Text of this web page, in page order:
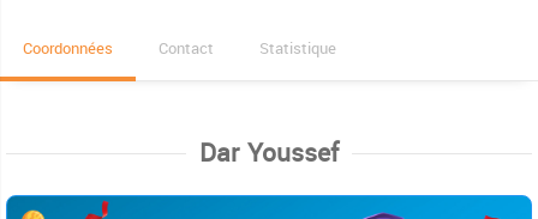
Coordonnées Contact Statistique
Dar Youssef